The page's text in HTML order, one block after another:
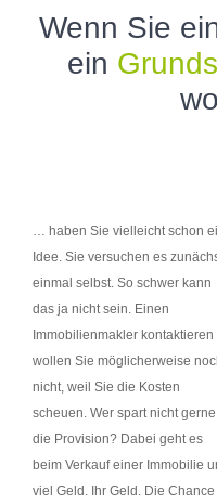
Wenn Sie
ein
… haben Sie vielleicht schon
Idee. Sie versuchen es
einmal selbst. So schwer kann
das ja nicht sein. Einen
Immobilienmakler kontaktieren
wollen Sie möglicherweise
nicht, weil Sie die Kosten
scheuen. Wer spart nicht gerne
die Provision? Dabei geht es
beim Verkauf einer Immobilie
viel Geld. Ihr Geld. Die Chance